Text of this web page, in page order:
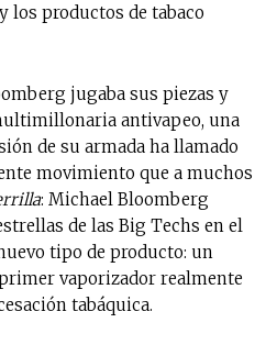
productos de tabaco
jugaba sus piezas y
antivapeo, una
de su armada ha llamado
movimiento que a muchos
: Michael Bloomberg
de las Big Techs en el
tipo de producto: un
vaporizador realmente
tabáquica.